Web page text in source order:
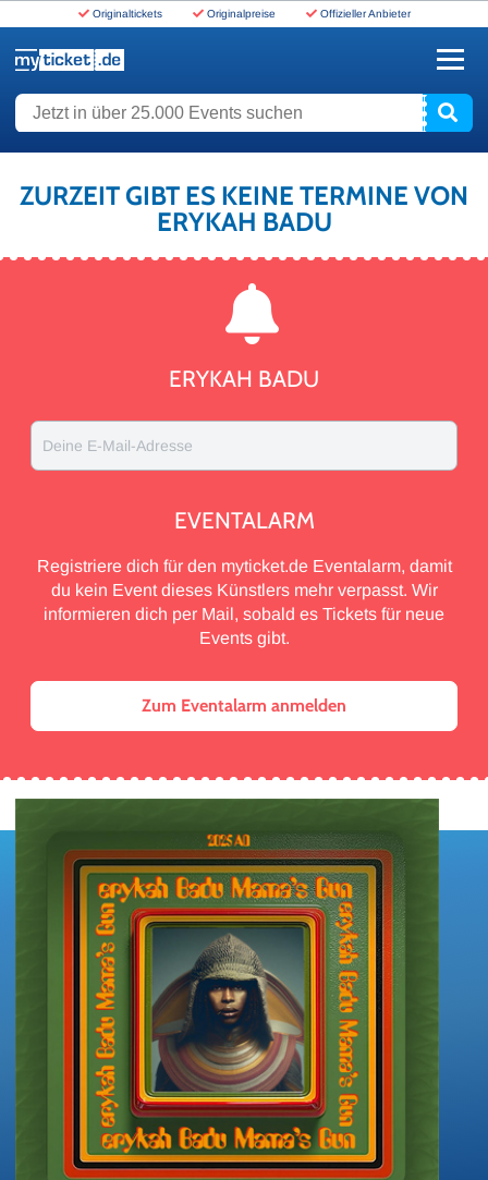
Originaltickets Originalpreise Offizieller Anbieter
Jetzt in über 25.000 Events suchen
ZURZEIT GIBT ES KEINE TERMINE VON
ERYKAH BADU
ERYKAH BADU
Deine E-Mail-Adresse
EVENTALARM
Registriere dich für den myticket.de Eventalarm, damit
du kein Event dieses Künstlers mehr verpasst. Wir
informieren dich per Mail, sobald es Tickets für neue
Events gibt.
Zum Eventalarm anmelden